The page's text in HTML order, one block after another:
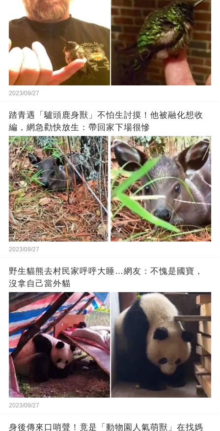
2023/09/27
踏青遇「驢頭鹿身獸」不怕生討摸！他被融化想收
編，網急勸快放生：帶回家下場很慘
2023/09/27
野生貓熊去村民家呼呼大睡…網友：不愧是國寶，
沒拿自己當外貓
2023/09/27
身後傳來口哨聲！竟是「動物園人氣萌獸」在找媽